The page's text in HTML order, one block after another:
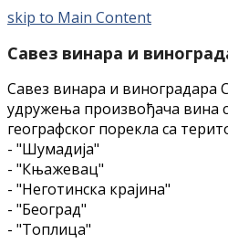
skip to Main Content
Савез винара и
Савез винара и виноградара
удружења произвођача вина
географског порекла са
- "Шумадија"
- "Књажевац"
- "Неготинска крајина"
- "Београд"
- "Топлица"